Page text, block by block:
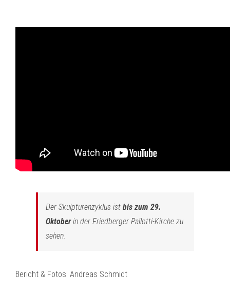
Der Skulpturenzyklus ist bis zum 29.
Oktoberin der Friedberger Pallotti-Kirche zu
sehen.
Bericht & Fotos: Andreas Schmidt